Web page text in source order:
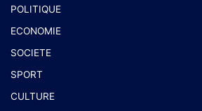
POLITIQUE
ECONOMIE
SOCIETE
SPORT
CULTURE